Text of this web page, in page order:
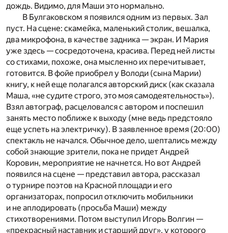
дождь. Видимо, для Маши это нормально.
В Булгаковском я появился одним из первых. Зал
пуст. На сцене: скамейка, маленький столик, вешалка,
два микрофона, в качестве задника — экран. И Мария
уже здесь — сосредоточена, красива. Перед ней листы
со стихами, похоже, она мысленно их перечитывает,
готовится. В фойе приобрел у Володи (сына Марии)
книгу, к ней еще полагался авторский диск (как сказала
Маша, «не судите строго, это моя самодеятельность»).
Взял автограф, расцеловался с автором и поспешил
занять место поближе к выходу (мне ведь предстояло
еще успеть на электричку). В заявленное время (20:00)
спектакль не начался. Обычное дело, шептались между
собой знающие зрители, пока не придет Андрей
Коровин, мероприятие не начнется. Но вот Андрей
появился на сцене — представил автора, рассказал
о турнире поэтов на Красной площади и его
организаторах, попросил отключить мобильники
и не аплодировать (просьба Маши) между
стихотворениями. Потом выступил Игорь Волгин —
«прекрасный наставник и старший друг», у которого